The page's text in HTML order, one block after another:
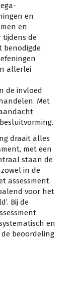
en
en
tijdens de
benodigde
allerlei
de invloed
Met
draait alles
met een
staan de
in de
assessment.
voor het
Bij de
en
beoordeling